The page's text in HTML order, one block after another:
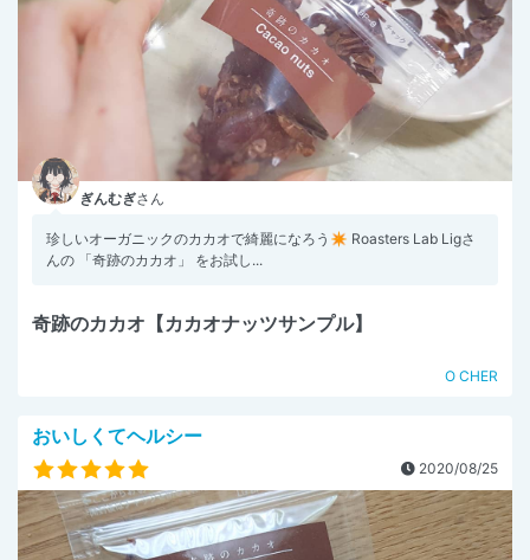
ぎんむぎさん
珍しいオーガニックのカカオで綺麗になろう✴️ Roasters Lab Ligさ
んの 「奇跡のカカオ」 をお試し...
奇跡のカカオ【カカオナッツサンプル】
O CHER
おいしくてヘルシー
2020/08/25